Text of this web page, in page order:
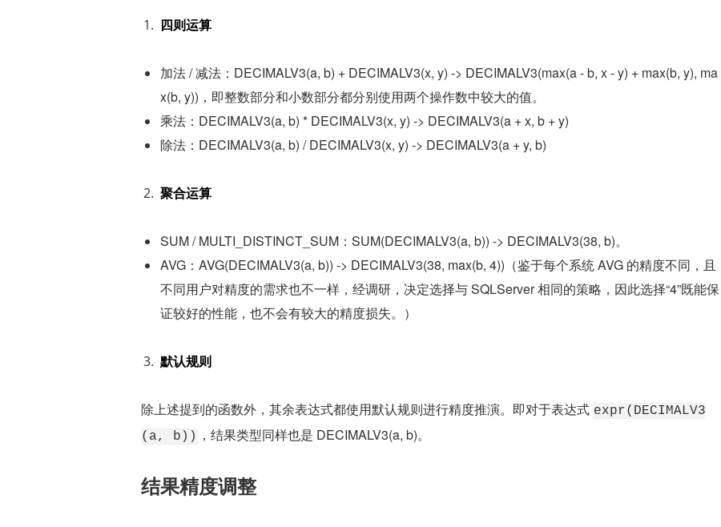
四则运算
加法 / 减法：DECIMALV3(a, b) + DECIMALV3(x, y) -> DECIMALV3(max(a - b, x - y) + max(b, y), ma
x(b, y))，即整数部分和小数部分都分别使用两个操作数中较大的值。
乘法：DECIMALV3(a, b) * DECIMALV3(x, y) -> DECIMALV3(a + x, b + y)
除法：DECIMALV3(a, b) / DECIMALV3(x, y) -> DECIMALV3(a + y, b)
聚合运算
SUM / MULTI_DISTINCT_SUM：SUM(DECIMALV3(a, b)) -> DECIMALV3(38, b)。
AVG：AVG(DECIMALV3(a, b)) -> DECIMALV3(38, max(b, 4))（鉴于每个系统 AVG 的精度不同，且
不同用户对精度的需求也不一样，经调研，决定选择与 SQLServer 相同的策略，因此选择“4”既能保
证较好的性能，也不会有较大的精度损失。）
默认规则
除上述提到的函数外，其余表达式都使用默认规则进行精度推演。即对于表达式 expr(DECIMALV3
(a, b))
，结果类型同样也是 DECIMALV3(a, b)。
结果精度调整